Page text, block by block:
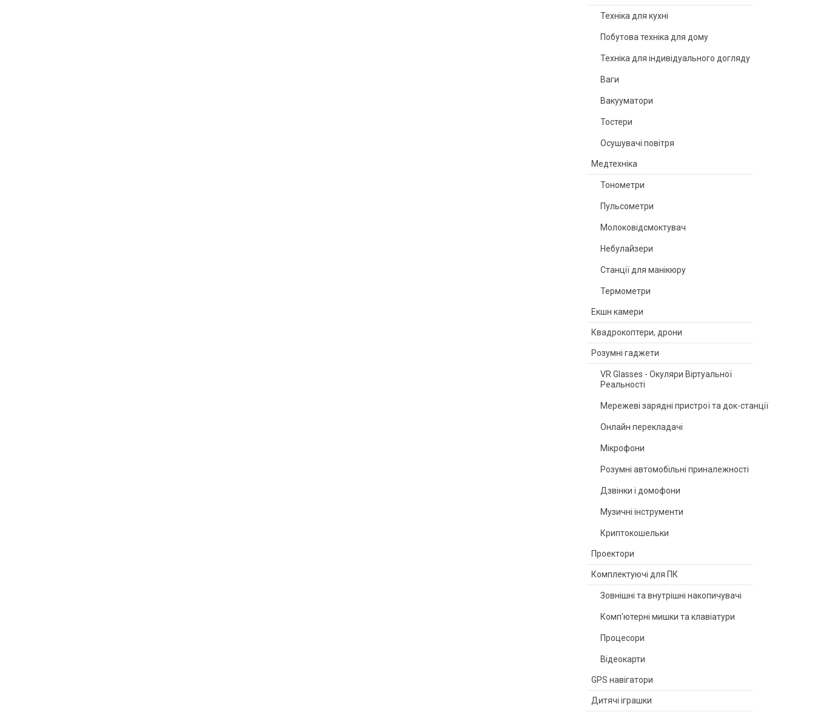
Техніка для кухні
Побутова техніка для дому
Техніка для індивідуального догляду
Ваги
Вакууматори
Тостери
Осушувачі повітря
Медтехніка
Тонометри
Пульсометри
Молоковідсмоктувач
Небулайзери
Станції для манікюру
Термометри
Екшн камери
Квадрокоптери, дрони
Розумні гаджети
VR Glasses - Окуляри Віртуальної
Реальності
Мережеві зарядні пристрої та док-станції
Онлайн перекладачі
Мікрофони
Розумні автомобільні приналежності
Дзвінки і домофони
Музичні інструменти
Криптокошельки
Проектори
Комплектуючі для ПК
Зовнішні та внутрішні накопичувачі
Комп'ютерні мишки та клавіатури
Процесори
Відеокарти
GPS навігатори
Дитячі іграшки